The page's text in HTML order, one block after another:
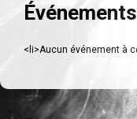
<li>Aucun événement à